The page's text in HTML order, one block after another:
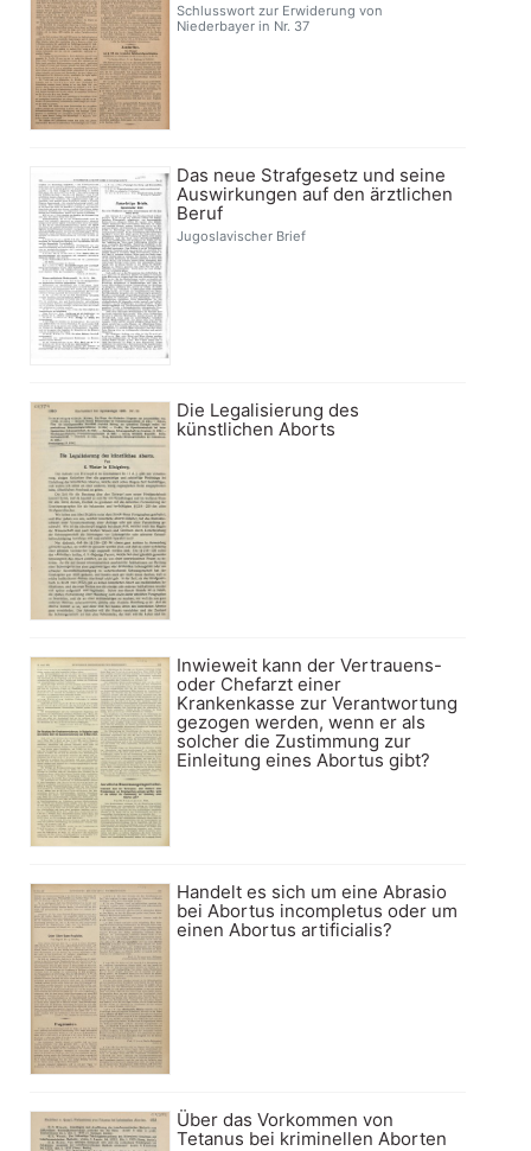
Schlusswort zur Erwiderung von
Niederbayer in Nr. 37
Das neue Strafgesetz und seine
Auswirkungen auf den ärztlichen
Beruf
Jugoslavischer Brief
Die Legalisierung des
künstlichen Aborts
Inwieweit kann der Vertrauens-
oder Chefarzt einer
Krankenkasse zur Verantwortung
gezogen werden, wenn er als
solcher die Zustimmung zur
Einleitung eines Abortus gibt?
Handelt es sich um eine Abrasio
bei Abortus incompletus oder um
einen Abortus artificialis?
Über das Vorkommen von
Tetanus bei kriminellen Aborten